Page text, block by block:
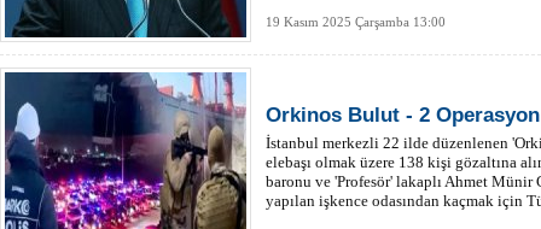
kulelerine kadar yetecek malzeme var"
19 Kasım 2025 Çarşamba 13:00
Orkinos Bulut - 2
İstanbul merkezli 22 ilde düzenlenen
elebaşı olmak üzere 138 kişi gözaltına
baronu ve 'Profesör' lakaplı Ahmet
yapılan işkence odasından kaçmak için